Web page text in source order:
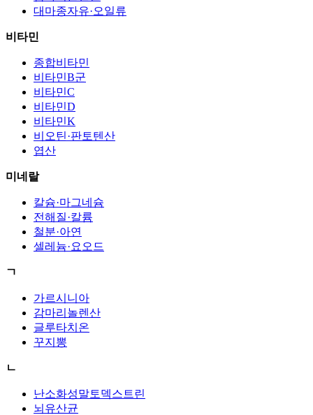
대마종자유·오일류
비타민
종합비타민
비타민B군
비타민C
비타민D
비타민K
비오틴·판토텐산
엽산
미네랄
칼슘·마그네슘
전해질·칼륨
철분·아연
셀레늄·요오드
ㄱ
가르시니아
감마리놀렌산
글루타치온
꾸지뽕
ㄴ
난소화성말토덱스트린
뇌유산균